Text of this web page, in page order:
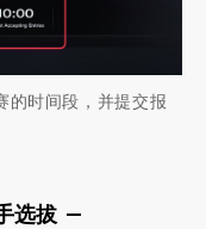
的时间段，并提交报
选拔